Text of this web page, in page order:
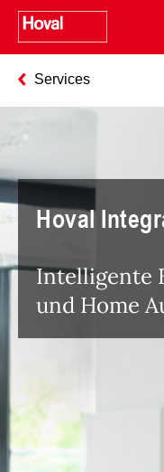
Services
Hoval
Intelligente
und Home